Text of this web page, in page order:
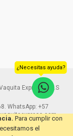
Para cumplir con
el
Express S.A.S
WhatsApp: +57
¿Necesitas ayuda?